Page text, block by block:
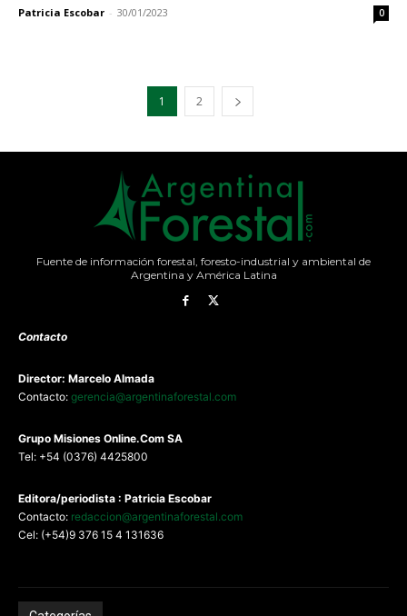
Patricia Escobar - 30/01/2023 0
1 2
Fuente de información forestal, foresto-industrial y ambiental de
Argentina y América Latina
Contacto
Director: Marcelo Almada
Contacto: gerencia@argentinaforestal.com
Grupo Misiones Online.Com SA
Tel: +54 (0376) 4425800
Editora/periodista : Patricia Escobar
Contacto: redaccion@argentinaforestal.com
Cel: (+54)9 376 15 4 131636